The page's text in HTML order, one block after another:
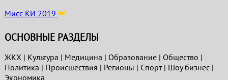
Мисс КИ 2019
ОСНОВНЫЕ РАЗДЕЛЫ
ЖКХ | Культура | Медицина | Образование| Общество |
Политика | Проиcшествия | Регионы | Спорт| Шоу бизнес|
Экономика